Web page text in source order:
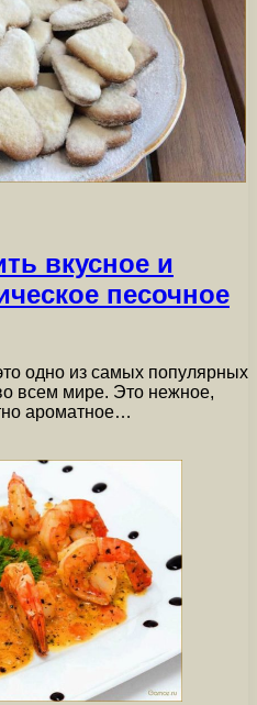
вкусное и
песочное
одно из самых популярных
всем мире. Это нежное,
ароматное…